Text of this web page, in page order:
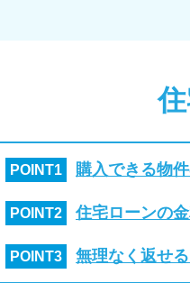
POINT1 購入できる物
POINT2 住宅ローンの
POINT3 無理なく返せ